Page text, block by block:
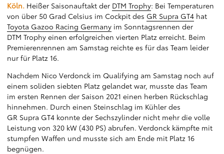
Köln. Heißer Saisonauftakt der DTM Trophy: Bei Temperaturen
von über 50 Grad Celsius im Cockpit des GR Supra GT4 hat
Toyota Gazoo Racing Germany im Sonntagsrennen der
DTM Trophy einen erfolgreichen vierten Platz erreicht. Beim
Premierenrennen am Samstag reichte es für das Team leider
nur für Platz 16.
Nachdem Nico Verdonck im Qualifying am Samstag noch auf
einem soliden siebten Platz gelandet war, musste das Team
im ersten Rennen der Saison 2021 einen herben Rückschlag
hinnehmen. Durch einen Steinschlag im Kühler des
GR Supra GT4 konnte der Sechszylinder nicht mehr die volle
Leistung von 320 kW (430 PS) abrufen. Verdonck kämpfte mit
stumpfen Waffen und musste sich am Ende mit Platz 16
begnügen.